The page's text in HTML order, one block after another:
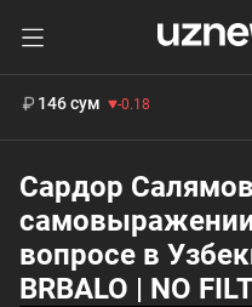
13 749 сум 32.19
146 сум -0.18
Сардор
вопросе в
BRBALO | NO